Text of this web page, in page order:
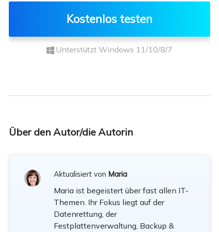
Kostenlos testen
Unterstützt Windows 11/10/8/7
Über den Autor/die Autorin
Aktualisiert von Maria
Maria ist begeistert über fast allen IT-
Themen. Ihr Fokus liegt auf der
Datenrettung, der
Festplattenverwaltung, Backup &